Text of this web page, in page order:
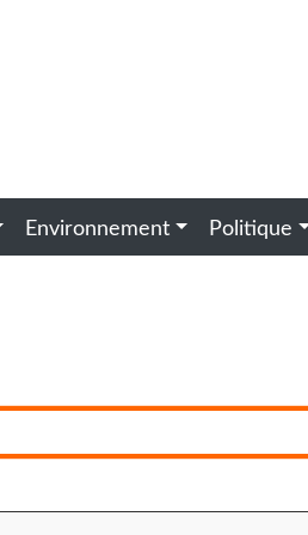
Environnement Politique